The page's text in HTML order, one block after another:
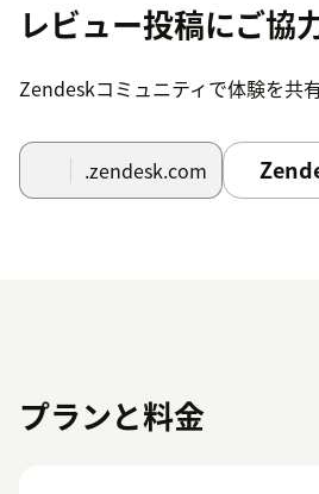
レビュー投稿にご協
Zendeskコミュニティで体験を共
.zendesk.com
プランと料金